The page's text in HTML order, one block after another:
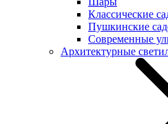
Классические
Пушкинские
Современные
Архитектурные